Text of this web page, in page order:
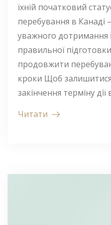
їхній початковий
перебування в
уважного дотримання
правильної
продовжити
кроки Щоб залишитися
закінчення терміну дії
Читати